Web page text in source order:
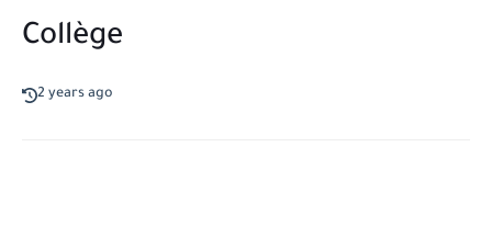
Collège
2 years ago